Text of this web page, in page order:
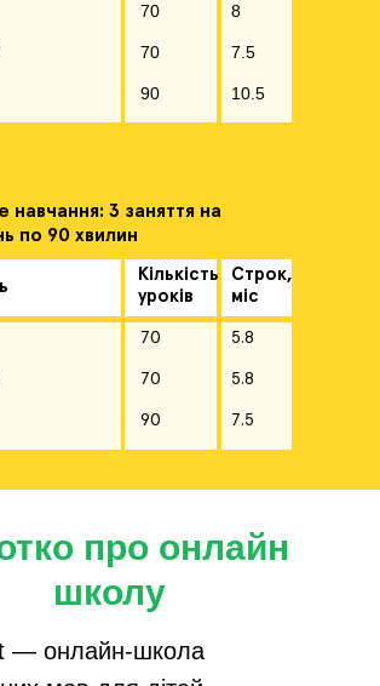
70 8
70 7.5
90 10.5
навчання: 3 заняття на
по 90 хвилин
Кількість
уроків
Строк,
міс
70 5.8
70 5.8
90 7.5
про онлайн
школу
— онлайн-школа